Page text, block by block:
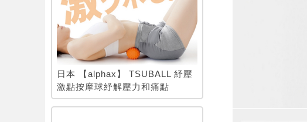
日本 【alphax】 TSUBALL 紓壓
激點按摩球紓解壓力和痛點